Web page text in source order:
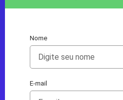
Nome
E-mail